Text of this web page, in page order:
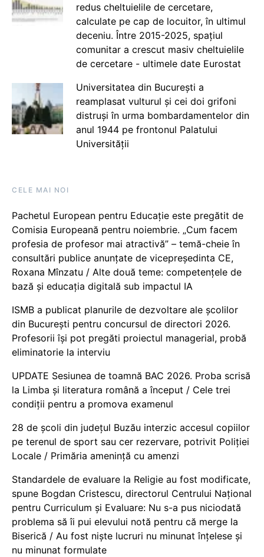
redus cheltuielile de cercetare,
calculate pe cap de locuitor, în ultimul
deceniu. Între 2015-2025, spațiul
comunitar a crescut masiv cheltuielile
de cercetare - ultimele date Eurostat
Universitatea din București a
reamplasat vulturul și cei doi grifoni
distruși în urma bombardamentelor din
anul 1944 pe frontonul Palatului
Universității
CELE MAI NOI
Pachetul European pentru Educație este pregătit de
Comisia Europeană pentru noiembrie. „Cum facem
profesia de profesor mai atractivă” – temă-cheie în
consultări publice anunțate de vicepreședinta CE,
Roxana Mînzatu / Alte două teme: competențele de
bază și educația digitală sub impactul IA
ISMB a publicat planurile de dezvoltare ale școlilor
din București pentru concursul de directori 2026.
Profesorii își pot pregăti proiectul managerial, probă
eliminatorie la interviu
UPDATE Sesiunea de toamnă BAC 2026. Proba scrisă
la Limba și literatura română a început / Cele trei
condiții pentru a promova examenul
28 de școli din județul Buzău interzic accesul copiilor
pe terenul de sport sau cer rezervare, potrivit Poliției
Locale / Primăria amenință cu amenzi
Standardele de evaluare la Religie au fost modificate,
spune Bogdan Cristescu, directorul Centrului Național
pentru Curriculum și Evaluare: Nu s-a pus niciodată
problema să îi pui elevului notă pentru că merge la
Biserică / Au fost niște lucruri nu minunat înțelese și
nu minunat formulate